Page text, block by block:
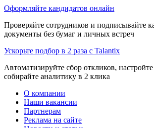
Оформляйте кандидатов онлайн
Проверяйте сотрудников и подписывайте
документы без бумаг и личных встреч
Ускорьте подбор в 2 раза с Talantix
Автоматизируйте сбор откликов,
собирайте аналитику в 2 клика
О компании
Наши вакансии
Партнерам
Реклама на сайте